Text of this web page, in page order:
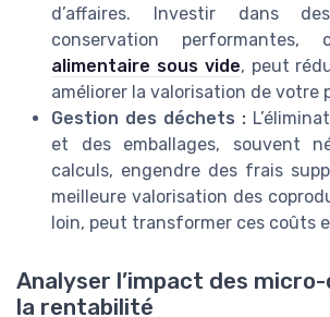
d’affaires. Investir dans
conservation
alimentaire sous vide, peut
améliorer la valorisation de votre
Gestion des déchets :
et des emballages, souvent
calculs, engendre des frais
meilleure valorisation des
loin, peut transformer ces coûts
Analyser l’impact des
la rentabilité